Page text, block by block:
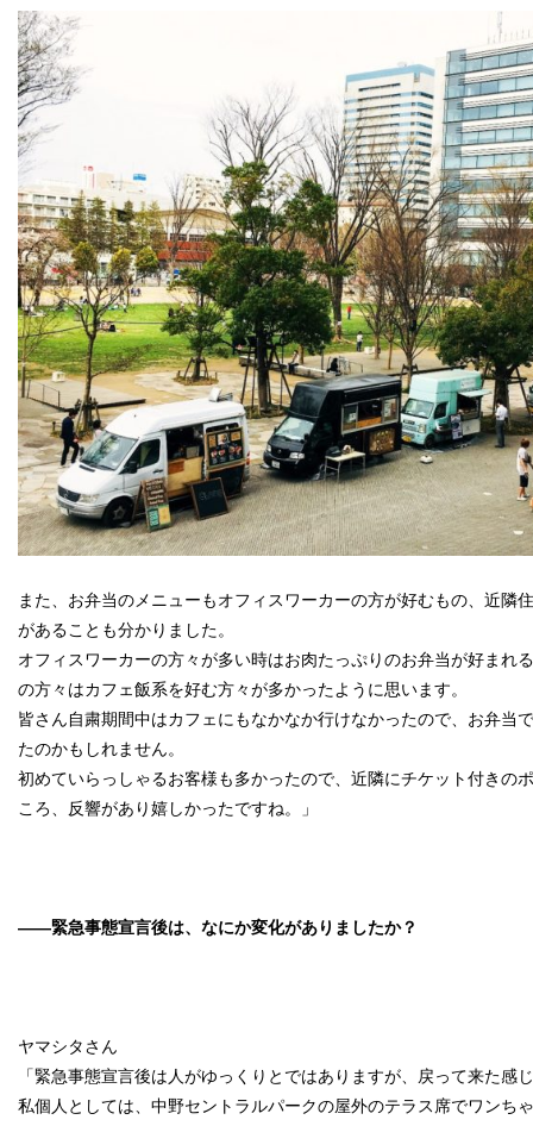
また、お弁当のメニューもオフィスワーカーの方が好むもの、近隣
があることも分かりました。
オフィスワーカーの方々が多い時はお肉たっぷりのお弁当が好まれ
の方々はカフェ飯系を好む方々が多かったように思います。
皆さん自粛期間中はカフェにもなかなか行けなかったので、お弁当
たのかもしれません。
初めていらっしゃるお客様も多かったので、近隣にチケット付きの
ころ、反響があり嬉しかったですね。」
――緊急事態宣言後は、なにか変化がありましたか？
ヤマシタさん
「緊急事態宣言後は人がゆっくりとではありますが、戻って来た感
私個人としては、中野セントラルパークの屋外のテラス席でワンち